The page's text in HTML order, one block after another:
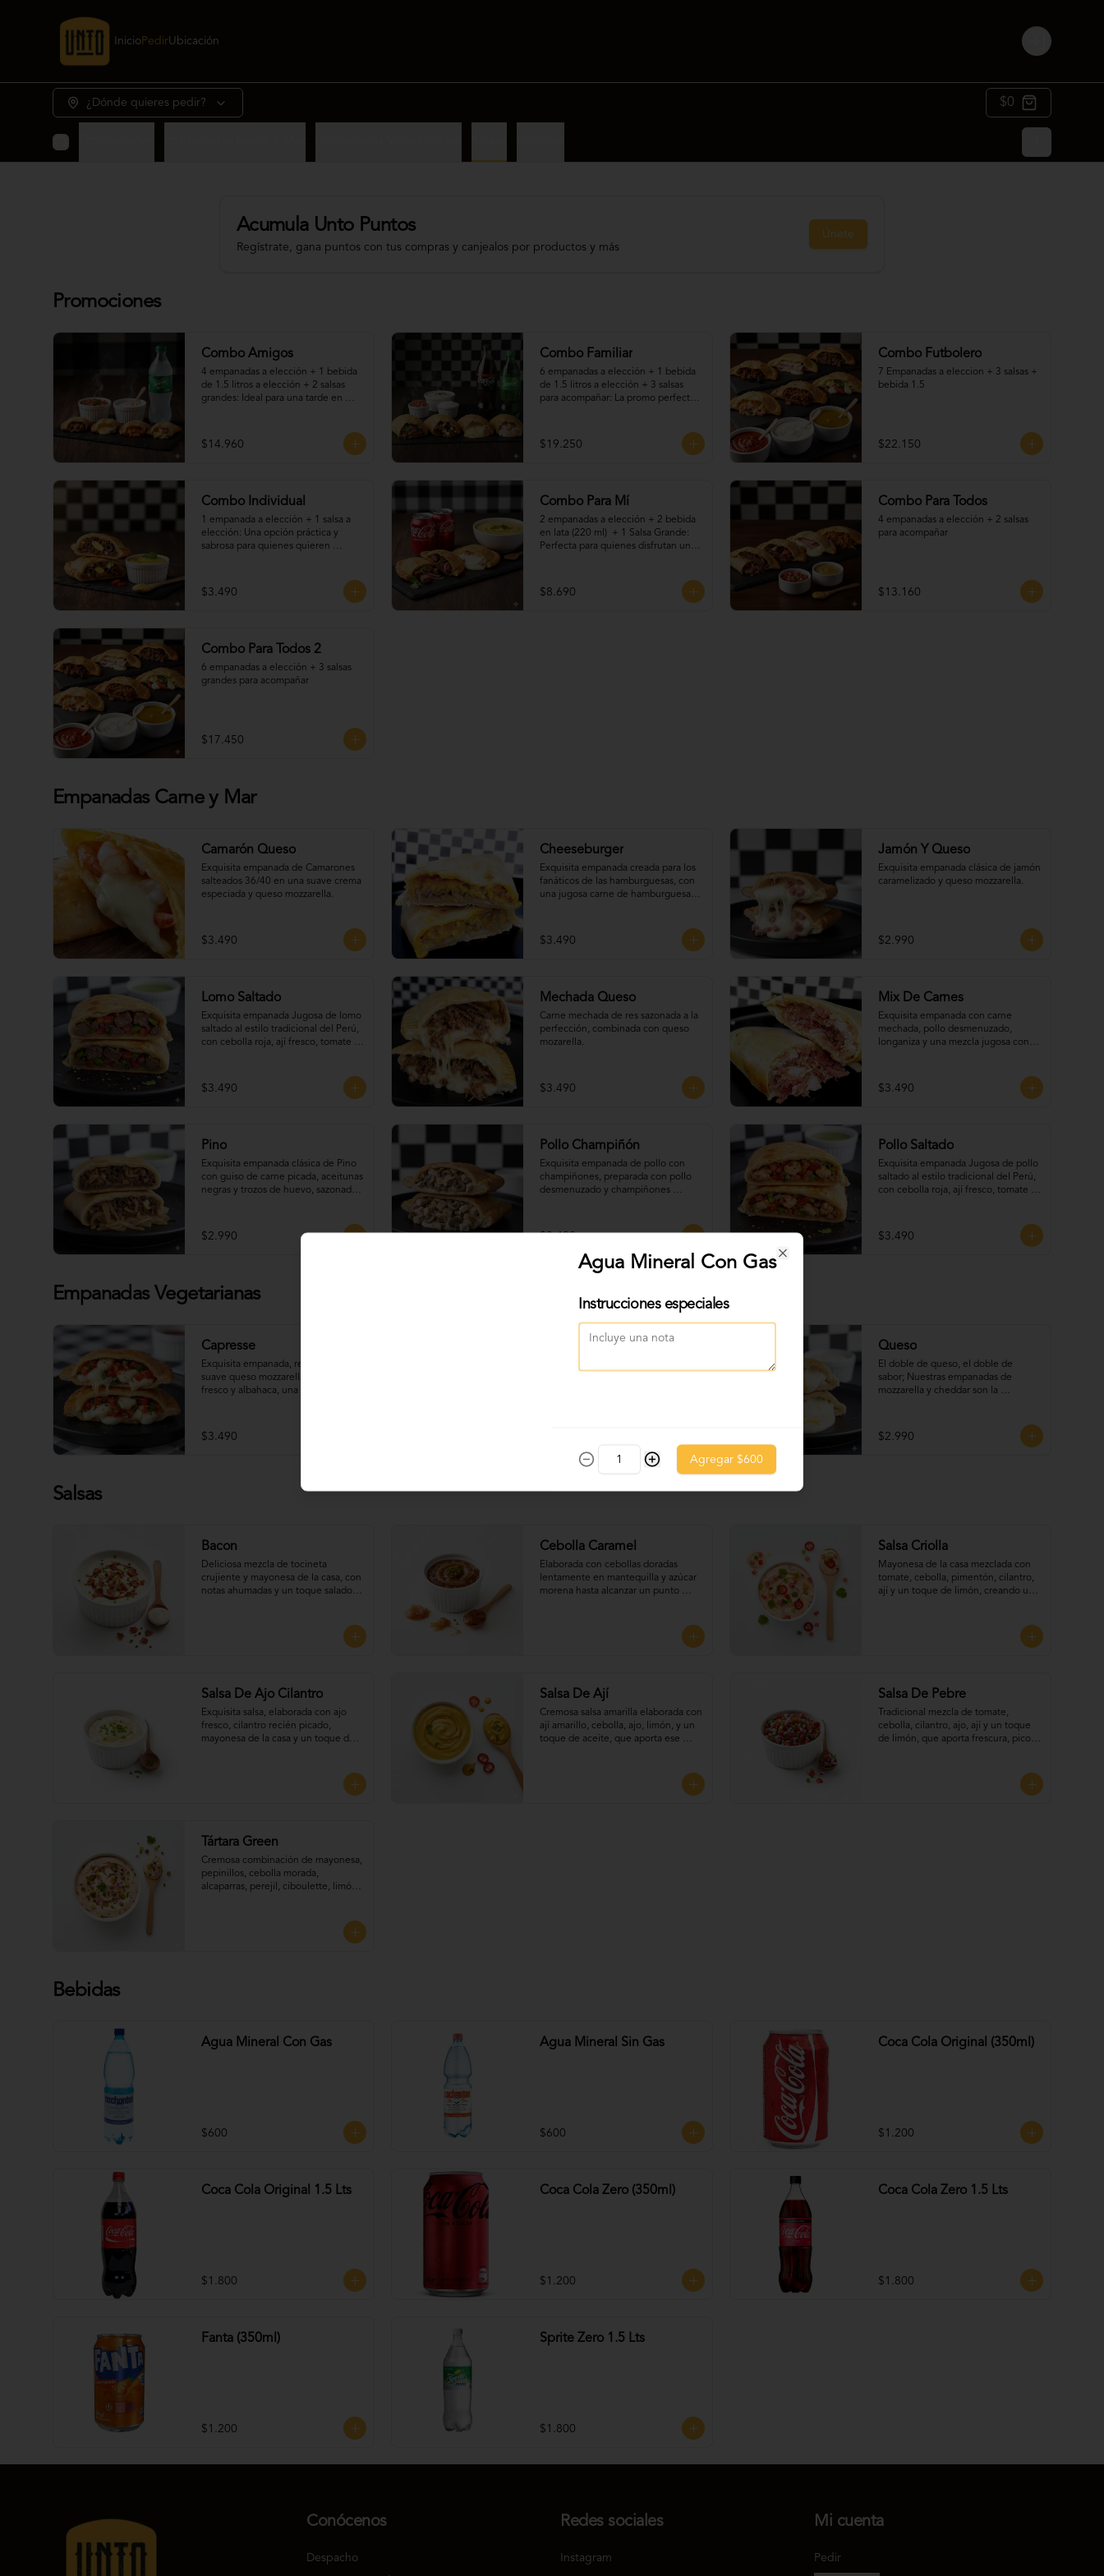
InicioPedirUbicación
Login
¿Dónde quieres pedir? $0
Acumula Unto Puntos
Regístrate, gana puntos con tus compras y canjealos por productos y más
Únete
Promociones
Combo Amigos
4 empanadas a elección + 1 bebida
de 1.5 litros a elección + 2 salsas
grandes: Ideal para una tarde en
bebida fría y acompaña todo con
nuestras deliciosas salsas caseras.
$14.960
Combo Familiar
6 empanadas a elección + 1 bebida
de 1.5 litros a elección + 3 salsas
para acompañar: La promo perfecta
favoritas —fritas o al horno—,
acompáñalas con una bebida helada
gusto!
$19.250
Combo Futbolero
7 Empanadas a eleccion + 3 salsas +
bebida 1.5
$22.150
Combo Individual
1 empanada a elección + 1 salsa a
elección: Una opción práctica y
sabrosa para quienes quieren
favorita y acompáñala con una de
nuestras salsas caseras. Ideal para
$3.490
Combo Para Mí
2 empanadas a elección + 2 bebida
en lata (220 ml)  + 1 Salsa Grande:
Perfecta para quienes disfrutan un
acompañadas de tu bebida favorita,
más nuestras salsas caseras que le
$8.690
Combo Para Todos
4 empanadas a elección + 2 salsas
para acompañar
$13.160
Combo Para Todos 2
6 empanadas a elección + 3 salsas
grandes para acompañar
$17.450
Empanadas Carne y Mar
Camarón Queso
Exquisita empanada de Camarones
salteados 36/40 en una suave crema
especiada y queso mozzarella.
$3.490
Cheeseburger
Exquisita empanada creada para los
fanáticos de las hamburguesas, con
una jugosa carne de hamburguesa,
de tocino.
$3.490
Jamón Y Queso
Exquisita empanada clásica de jamón
caramelizado y queso mozzarella.
$2.990
Lomo Saltado
Exquisita empanada Jugosa de lomo
saltado al estilo tradicional del Perú,
con cebolla roja, ají fresco, tomate y
$3.490
Mechada Queso
Carne mechada de res sazonada a la
perfección, combinada con queso
mozarella.
$3.490
Mix De Carnes
Exquisita empanada con carne
mechada, pollo desmenuzado,
longaniza y una mezcla jugosa con
$3.490
Pino
Exquisita empanada clásica de Pino
con guiso de carne picada, aceitunas
negras y trozos de huevo, sazonada
$2.990
Pollo Champiñón
Exquisita empanada de pollo con
champiñones, preparada con pollo
desmenuzado y champiñones
$3.490
Pollo Saltado
Exquisita empanada Jugosa de pollo
saltado al estilo tradicional del Perú,
con cebolla roja, ají fresco, tomate y
$3.490
Empanadas Vegetarianas
Capresse
Exquisita empanada, rellena con
suave queso mozzarella, tomate
fresco y albahaca, una combinación
$3.490
Humita Queso Queso
El doble de queso, el doble de
sabor; Nuestras empanadas de
mozzarella y cheddar son la
$2.990
Salsas
Bacon
Deliciosa mezcla de tocineta
crujiente y mayonesa de la casa, con
notas ahumadas y un toque salado
Cebolla Caramel
Elaborada con cebollas doradas
lentamente en mantequilla y azúcar
morena hasta alcanzar un punto
Salsa Criolla
Mayonesa de la casa mezclada con
tomate, cebolla, pimentón, cilantro,
ají y un toque de limón, creando una
Salsa De Ajo Cilantro
Exquisita salsa, elaborada con ajo
fresco, cilantro recién picado,
mayonesa de la casa y un toque de
Salsa De Ají
Cremosa salsa amarilla elaborada con
ají amarillo, cebolla, ajo, limón, y un
toque de aceite, que aporta ese
Salsa De Pebre
Tradicional mezcla de tomate,
cebolla, cilantro, ajo, ají y un toque
de limón, que aporta frescura, picor
Tártara Green
Cremosa combinación de mayonesa,
pepinillos, cebolla morada,
alcaparras, perejil, ciboulette, limón
Bebidas
Agua Mineral Con Gas
$600
Agua Mineral Sin Gas
$600
Coca Cola Original (350ml)
$1.200
Coca Cola Original 1.5 Lts
$1.800
Coca Cola Zero (350ml)
$1.200
Coca Cola Zero 1.5 Lts
$1.800
Fanta (350ml)
$1.200
Sprite Zero 1.5 Lts
$1.800
Conócenos
Despacho
Redes sociales
Instagram
Mi cuenta
Pedir
Agua Mineral Con Gas
Instrucciones especiales
Agregar $600